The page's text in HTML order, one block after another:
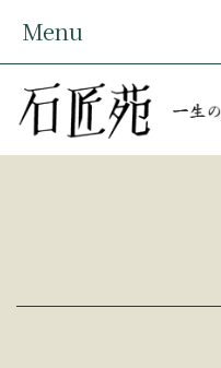
Menu